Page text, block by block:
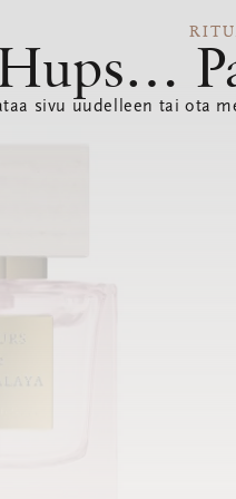
sivu uudelleen tai ota